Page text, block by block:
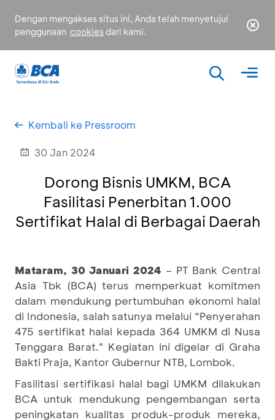
Dengan mengakses situs ini, Anda telah menyetujui
penggunaan cookies dari kami.
Kembali ke Pressroom
30 Jan 2024
Dorong Bisnis UMKM, BCA
Fasilitasi Penerbitan 1.000
Sertifikat Halal di Berbagai Daerah
Mataram, 30 Januari 2024 – PT Bank Central
Asia Tbk (BCA) terus memperkuat komitmen
dalam mendukung pertumbuhan ekonomi halal
di Indonesia, salah satunya melalui “Penyerahan
475 sertifikat halal kepada 364 UMKM di Nusa
Tenggara Barat." Kegiatan ini digelar di Graha
Bakti Praja, Kantor Gubernur NTB, Lombok.
Fasilitasi sertifikasi halal bagi UMKM dilakukan
BCA untuk mendukung pengembangan serta
peningkatan kualitas produk-produk mereka,